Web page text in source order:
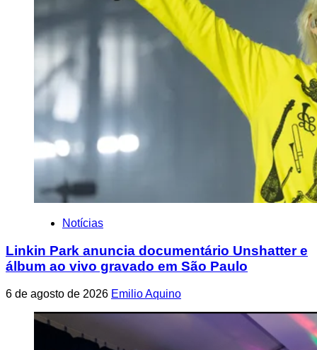
Notícias
Linkin Park anuncia documentário Unshatter e
álbum ao vivo gravado em São Paulo
6 de agosto de 2026 Emilio Aquino